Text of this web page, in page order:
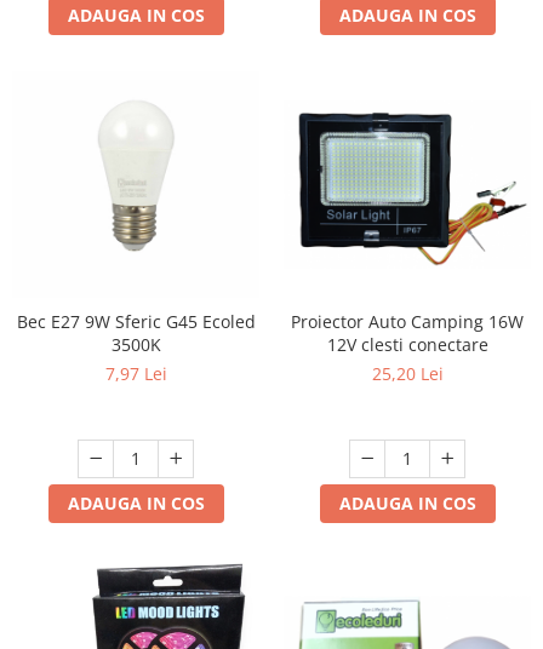
ADAUGA IN COS ADAUGA IN COS
Bec E27 9W Sferic G45 Ecoled
3500K
7,97 Lei
ADAUGA IN COS
Proiector Auto Camping 16W
12V clesti conectare
25,20 Lei
ADAUGA IN COS